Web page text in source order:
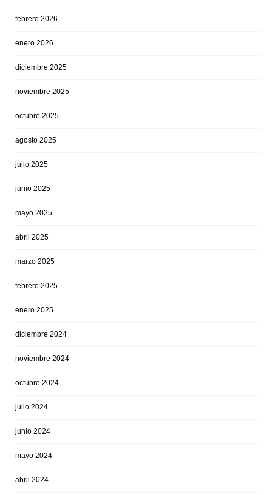
febrero 2026
enero 2026
diciembre 2025
noviembre 2025
octubre 2025
agosto 2025
julio 2025
junio 2025
mayo 2025
abril 2025
marzo 2025
febrero 2025
enero 2025
diciembre 2024
noviembre 2024
octubre 2024
julio 2024
junio 2024
mayo 2024
abril 2024